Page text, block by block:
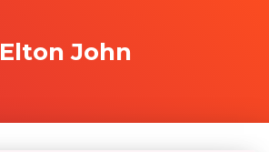
Elton John